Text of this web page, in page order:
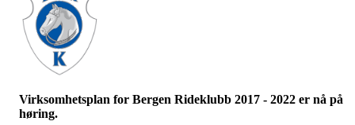
Virksomhetsplan for Bergen Rideklubb 2017 - 2022 er nå på
høring.